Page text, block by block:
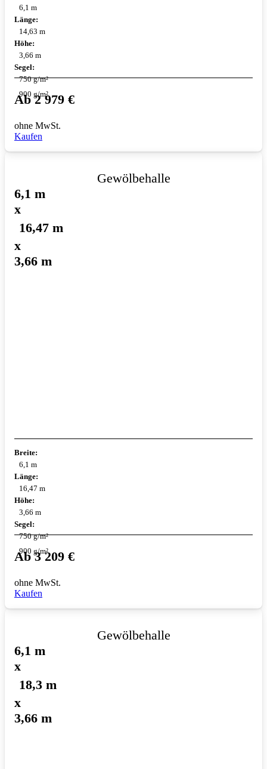
6,1 m
Länge:
14,63 m
Höhe:
3,66 m
Segel:
750 g/m²
900 g/m²
Ab2 979 €
ohne MwSt.
Kaufen
Gewölbehalle
6,1 m
x
16,47 m
x
3,66 m
Breite:
6,1 m
Länge:
16,47 m
Höhe:
3,66 m
Segel:
750 g/m²
900 g/m²
Ab3 209 €
ohne MwSt.
Kaufen
Gewölbehalle
6,1 m
x
18,3 m
x
3,66 m